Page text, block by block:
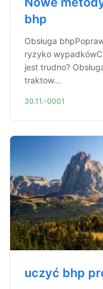
bhp
Obsługa
ryzyko
jest trudno?
traktow...
30.11.-0001
uczyć bhp